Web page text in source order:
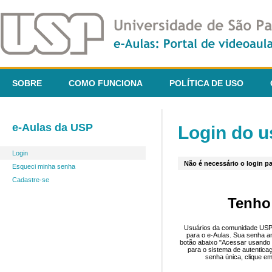
SOBRE COMO FUNCIONA POLÍTICA DE USO
e-Aulas da USP
Login
Esqueci minha senha
Cadastre-se
Login do
Não é necessário o login
Usuários da comunidade
para o e-Aulas. Sua senha
botão abaixo "Acessar
para o sistema de
senha única, clique